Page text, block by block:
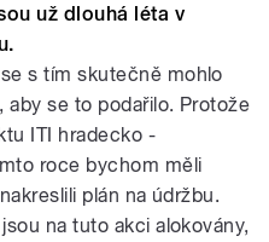
už dlouhá léta v
s tím skutečně mohlo
aby se to podařilo. Protože
ITI hradecko -
roce bychom měli
plán na údržbu.
na tuto akci alokovány,